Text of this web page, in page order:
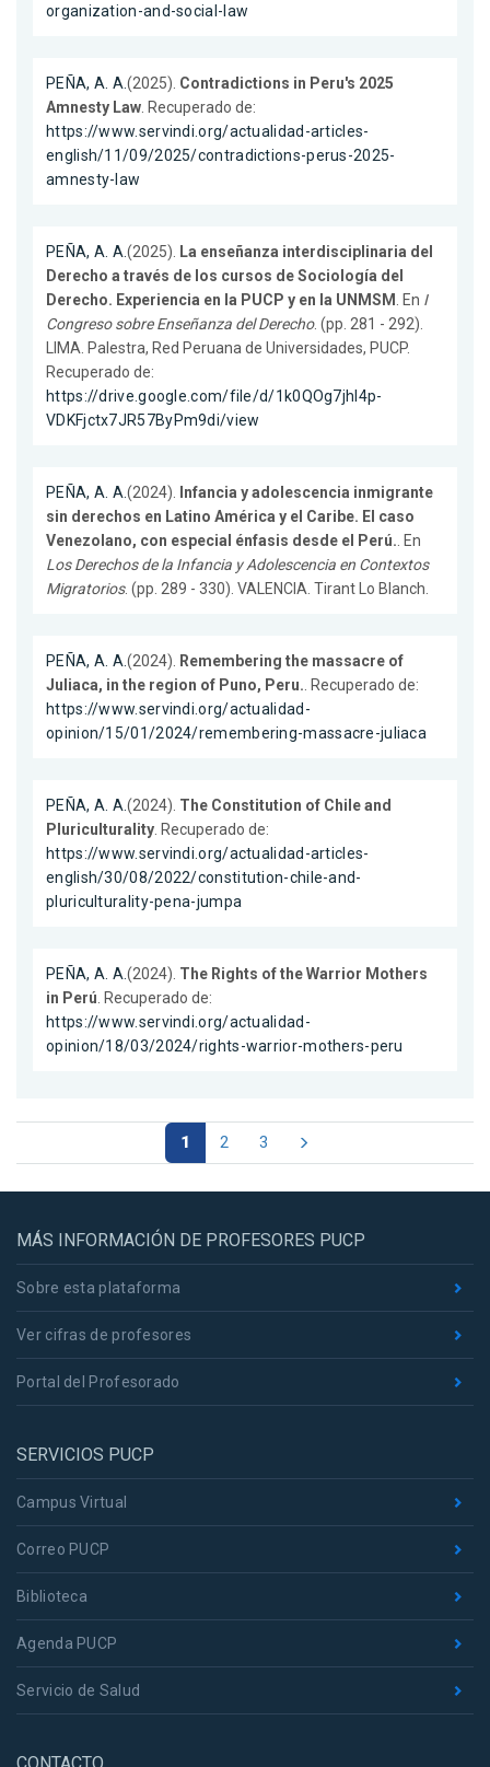
organization-and-social-law
PEÑA, A. A.(2025). Contradictions in Peru's 2025
Amnesty Law. Recuperado de:
https://www.servindi.org/actualidad-articles-
english/11/09/2025/contradictions-perus-2025-
amnesty-law
PEÑA, A. A.(2025). La enseñanza interdisciplinaria del
Derecho a través de los cursos de Sociología del
Derecho. Experiencia en la PUCP y en la UNMSM . En I
Congreso sobre Enseñanza del Derecho. (pp. 281 - 292).
LIMA. Palestra, Red Peruana de Universidades, PUCP.
Recuperado de:
https://drive.google.com/file/d/1k0QOg7jhl4p-
VDKFjctx7JR57ByPm9di/view
PEÑA, A. A.(2024). Infancia y adolescencia inmigrante
sin derechos en Latino América y el Caribe. El caso
Venezolano, con especial énfasis desde el Perú.. En
Los Derechos de la Infancia y Adolescencia en Contextos
Migratorios. (pp. 289 - 330). VALENCIA. Tirant Lo Blanch.
PEÑA, A. A.(2024). Remembering the massacre of
Juliaca, in the region of Puno, Peru.. Recuperado de:
https://www.servindi.org/actualidad-
opinion/15/01/2024/remembering-massacre-juliaca
PEÑA, A. A.(2024). The Constitution of Chile and
Pluriculturality. Recuperado de:
https://www.servindi.org/actualidad-articles-
english/30/08/2022/constitution-chile-and-
pluriculturality-pena-jumpa
PEÑA, A. A.(2024). The Rights of the Warrior Mothers
in Perú. Recuperado de:
https://www.servindi.org/actualidad-
opinion/18/03/2024/rights-warrior-mothers-peru
1 2 3
MÁS INFORMACIÓN DE PROFESORES PUCP
Sobre esta plataforma
Ver cifras de profesores
Portal del Profesorado
SERVICIOS PUCP
Campus Virtual
Correo PUCP
Biblioteca
Agenda PUCP
Servicio de Salud